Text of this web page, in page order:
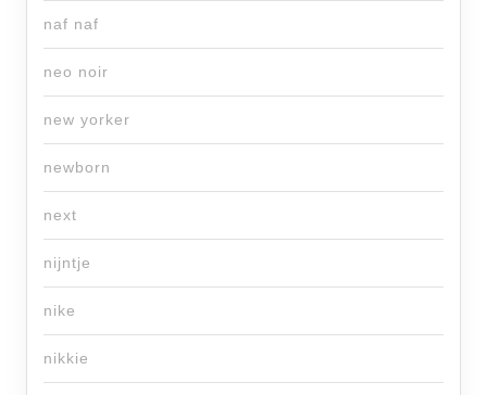
naf naf
neo noir
new yorker
newborn
next
nijntje
nike
nikkie